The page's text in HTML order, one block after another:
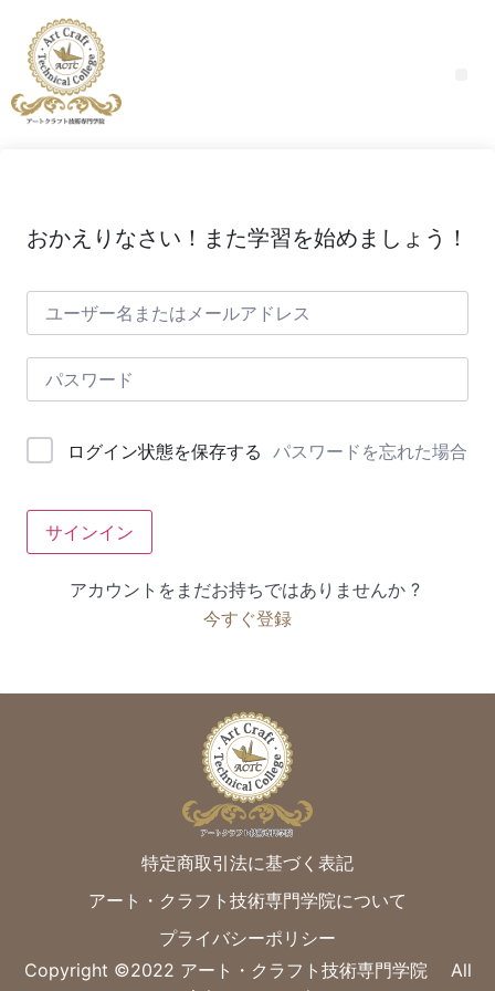
おかえりなさい！また学習を始めましょう！
ログイン状態を保存する パスワードを忘れた場合
サインイン
アカウントをまだお持ちではありませんか ?
今すぐ登録
特定商取引法に基づく表記
アート・クラフト技術専門学院について
プライバシーポリシー
Copyright ©︎2022 アート・クラフト技術専門学院 All